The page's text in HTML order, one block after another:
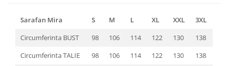
Sarafan Mira S M L XL XXL
3XL
Circumferinta BUST
98 106 114 122 130
138
Circumferinta TALIE
98 106 114 122 130 138